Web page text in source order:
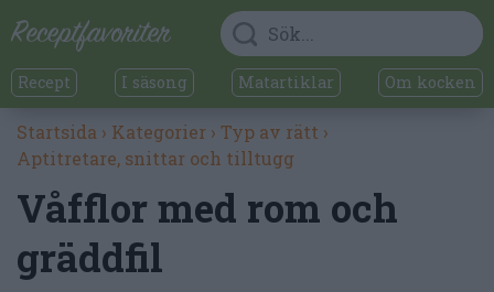
Recept I säsong Matartiklar Om kocken
Startsida › Kategorier › Typ av rätt ›
Aptitretare, snittar och tilltugg
Våfflor med rom och
gräddfil